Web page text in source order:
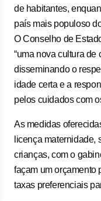
de habitantes,
país mais populoso
O Conselho de
“uma nova cultura de
disseminando o
idade certa e a
pelos cuidados com
As medidas
licença maternidade,
crianças, com o
façam um orçamento
taxas preferenciais